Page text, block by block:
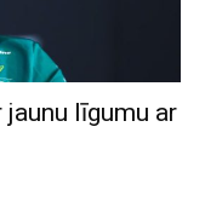
līgumu ar